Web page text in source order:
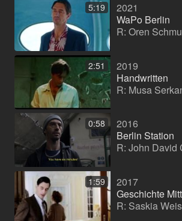
5:19
2021
WaPo Berlin
R: Oren
2:51
2019
Handwritten
R: Musa
0:58
2016
Berlin Station
R: John David
1:59
2017
R: Saskia